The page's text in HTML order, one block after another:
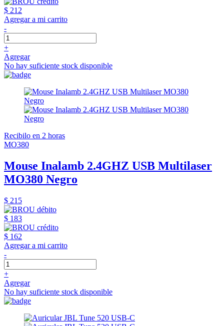
$ 212
Agregar a mi carrito
-
+
Agregar
No hay suficiente stock disponible
Recibilo en 2 horas
MO380
Mouse Inalamb 2.4GHZ USB Multilaser
MO380 Negro
$ 215
$ 183
$ 162
Agregar a mi carrito
-
+
Agregar
No hay suficiente stock disponible